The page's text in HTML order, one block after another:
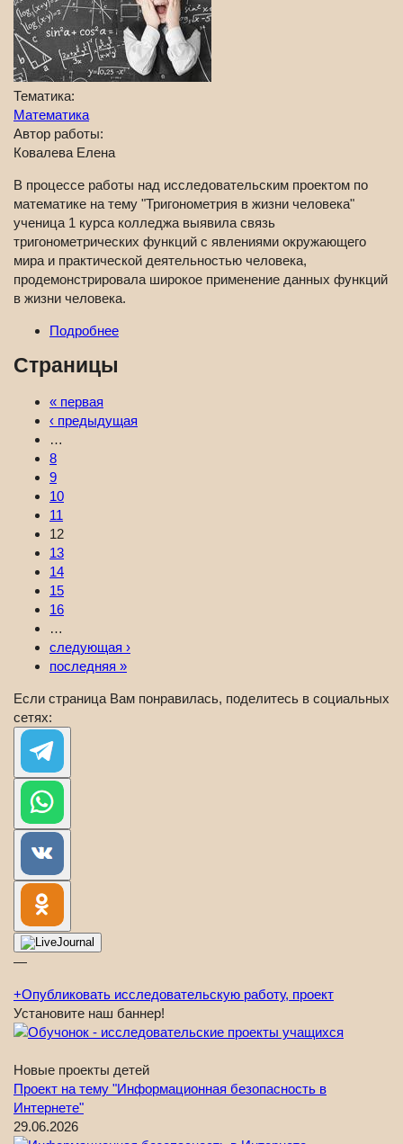
Тематика:
Математика
Автор работы:
Ковалева Елена
В процессе работы над исследовательским проектом по
математике на тему "Тригонометрия в жизни человека"
ученица 1 курса колледжа выявила связь
тригонометрических функций с явлениями окружающего
мира и практической деятельностью человека,
продемонстрировала широкое применение данных функций
в жизни человека.
Подробнее
Страницы
« первая
‹ предыдущая
…
8
9
10
11
12
13
14
15
16
…
следующая ›
последняя »
Если страница Вам понравилась, поделитесь в социальных
сетях:
—
+Опубликовать исследовательскую работу, проект
Установите наш баннер!
Новые проекты детей
Проект на тему "Информационная безопасность в
Интернете"
29.06.2026